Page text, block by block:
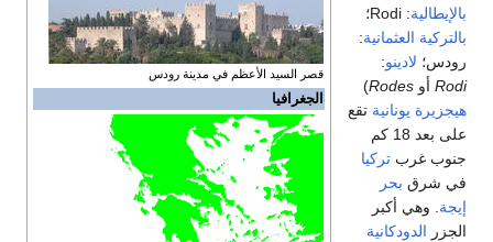
قصر السيد الأعظم في مدينة رودس
الجغرافيا
بالإيطالية: Rodi؛
بالتركية العثمانية:
رودس؛ لادينو:
Rodi أو Rodes
)
هيجزيرة يونانية تقع
على بعد 18 كم
جنوب غرب تركيا
في شرق بحر
إيجة . وهي أكبر
الجزر الدودكانية